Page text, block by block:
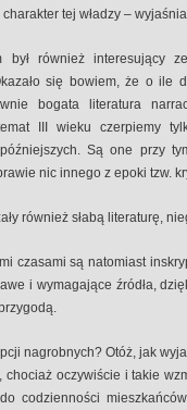
tej władzy –
był również interesujący
się bowiem, że o ile
bogata literatura
III wieku czerpiemy
Są one przy
nic innego z epoki tzw.
również słabą literaturę,
czasami są natomiast
i wymagające źródła,
nagrobnych? Otóż, jak
oczywiście i takie
codzienności